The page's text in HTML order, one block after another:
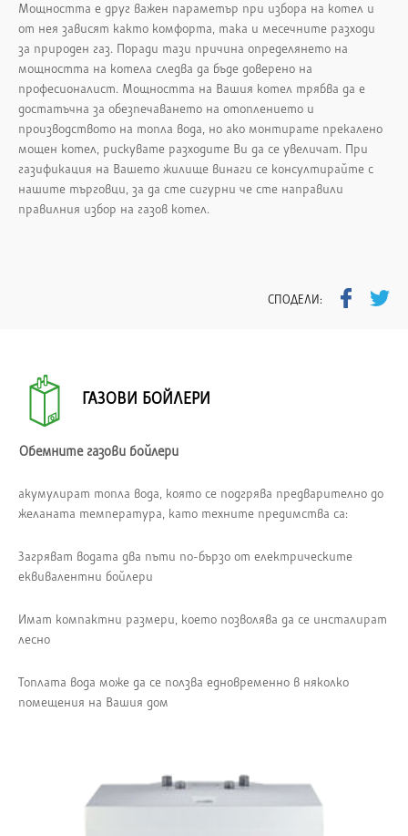
Мощността е друг важен параметър при избора на котел и
от нея зависят както комфорта, така и месечните разходи
за природен газ. Поради тази причина определянето на
мощността на котела следва да бъде доверено на
професионалист. Мощността на Вашия котел трябва да е
достатъчна за обезпечаването на отоплението и
производството на топла вода, но ако монтирате прекалено
мощен котел, рискувате разходите Ви да се увеличат. При
газификация на Вашето жилище винаги се консултирайте с
нашите търговци, за да сте сигурни че сте направили
правилния избор на газов котел.
СПОДЕЛИ:
ГАЗОВИ БОЙЛЕРИ
Обемните газови бойлери
акумулират топла вода, която се подгрява предварително до
желаната температура, като техните предимства са:
Загряват водата два пъти по-бързо от електрическите
еквивалентни бойлери
Имат компактни размери, което позволява да се инсталират
лесно
Топлата вода може да се ползва едновременно в няколко
помещения на Вашия дом